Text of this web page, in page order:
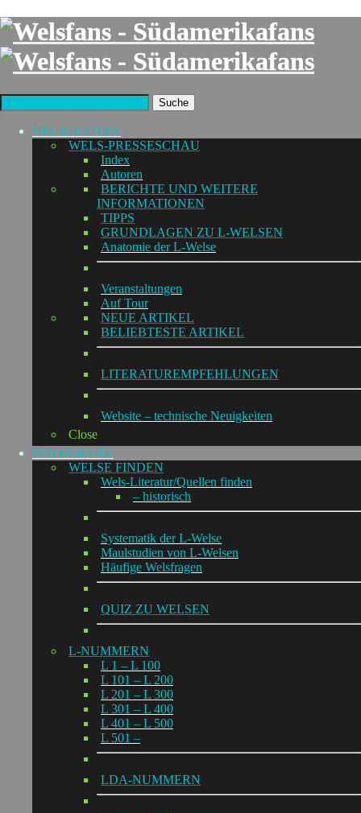
Suche
NEUIGKEITEN
WELS-PRESSESCHAU
Index
Autoren
BERICHTE UND WEITERE
INFORMATIONEN
TIPPS
GRUNDLAGEN ZU L-WELSEN
Anatomie der L-Welse
Veranstaltungen
Auf Tour
NEUE ARTIKEL
BELIEBTESTE ARTIKEL
LITERATUREMPFEHLUNGEN
Website – technische Neuigkeiten
Close
DATENBANK
WELSE FINDEN
Wels-Literatur/Quellen finden
– historisch
Systematik der L-Welse
Maulstudien von L-Welsen
Häufige Welsfragen
QUIZ ZU WELSEN
L-NUMMERN
L 1 – L 100
L 101 – L 200
L 201 – L 300
L 301 – L 400
L 401 – L 500
L 501 –
LDA-NUMMERN